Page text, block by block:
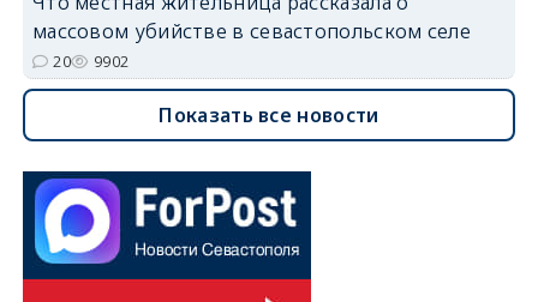
массовом убийстве в севастопольском селе
20 9902
Показать все новости